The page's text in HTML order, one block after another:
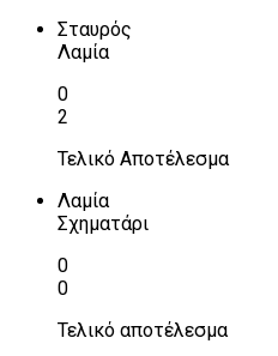
Σταυρός
Λαμία
0
2
Τελικό Αποτέλεσμα
Λαμία
Σχηματάρι
0
0
Τελικό αποτέλεσμα